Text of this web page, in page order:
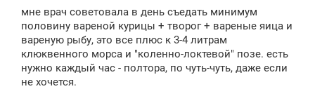
б
щ
н
и
мне врач советовала в день съедать минимум
половину вареной курицы + творог + вареные яица и
вареную рыбу, это все плюс к 3-4 литрам
клюквенного морса и "коленно-локтевой" позе. есть
нужно каждый час - полтора, по чуть-чуть, даже если
не хочется.